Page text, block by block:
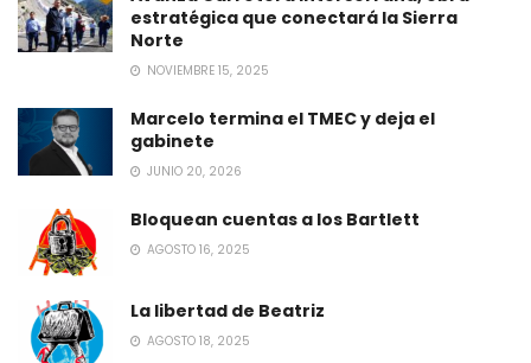
estratégica que conectará la Sierra
Norte
NOVIEMBRE 15, 2025
Marcelo termina el TMEC y deja el
gabinete
JUNIO 20, 2026
Bloquean cuentas a los Bartlett
AGOSTO 16, 2025
La libertad de Beatriz
AGOSTO 18, 2025